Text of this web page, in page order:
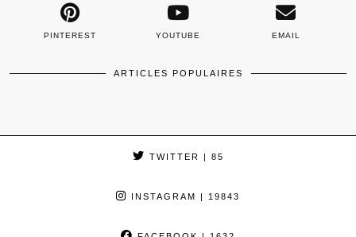
PINTEREST YOUTUBE EMAIL
ARTICLES POPULAIRES
TWITTER | 85
INSTAGRAM | 19843